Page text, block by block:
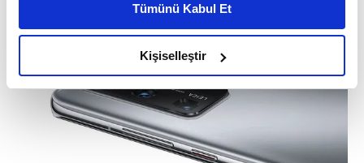
daha iyi reklam deneyimi yaşatabiliriz. Bunu yaparken
amacımızın size daha iyi bir reklam deneyimi sunmak
olduğunu ve sizlere en iyi içerikleri sunabilmek adına
elimizden gelen çabayı gösterdiğimizi ve bu noktada,
reklamların maliyetlerimizi karşılamak noktasında tek gelir
kalemimiz olduğunu sizlere hatırlatmak isteriz.
Her halükârda, kullanıcılar, bu çerezlere izin vermedikleri
Tümünü Kabul Et
Kişiselleştir